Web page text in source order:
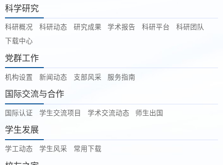
科学研究
科研概况 科研动态 研究成果 学术报告 科研平台
科研团队
下载中心
党群工作
机构设置 新闻动态 支部风采 服务指南
国际交流与合作
国际认证 学生交流项目 学术交流动态 师生出国
学生发展
学工动态 学生风采 常用下载